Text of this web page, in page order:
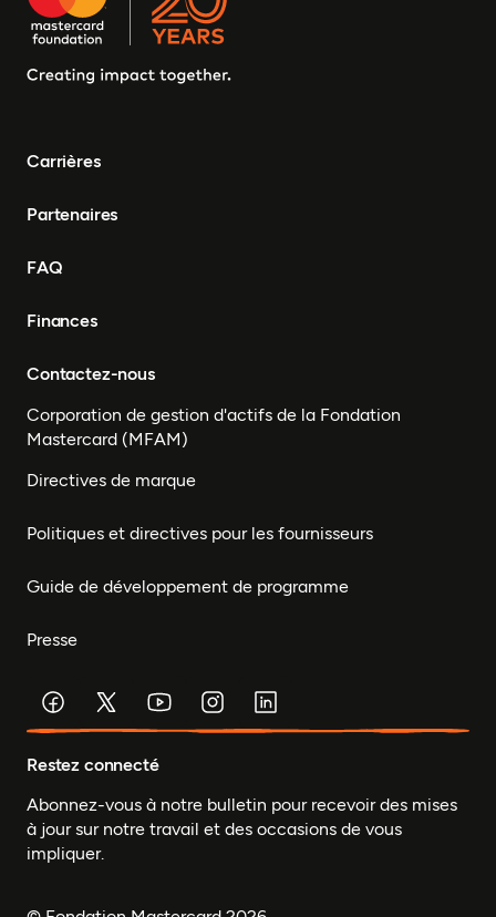
Carrières
Partenaires
FAQ
Finances
Contactez-nous
Corporation de gestion d'actifs de la Fondation
Mastercard (MFAM)
Directives de marque
Politiques et directives pour les fournisseurs
Guide de développement de programme
Presse
Restez connecté
Abonnez-vous à notre bulletin pour recevoir des mises
à jour sur notre travail et des occasions de vous
impliquer.